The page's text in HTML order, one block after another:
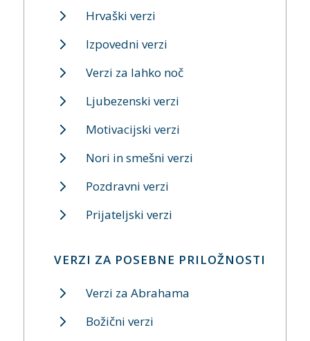
Hrvaški verzi
Izpovedni verzi
Verzi za lahko noč
Ljubezenski verzi
Motivacijski verzi
Nori in smešni verzi
Pozdravni verzi
Prijateljski verzi
VERZI ZA POSEBNE PRILOŽNOSTI
Verzi za Abrahama
Božični verzi